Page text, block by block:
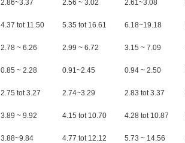
2.86~3.37 2.56 ~ 3.02 2.61~3.08
4.37 tot 11.50 5.35 tot 16.61 6.18~19.18
2.78 ~ 6.26 2.99 ~ 6.72 3.15 ~ 7.09
0.85 ~ 2.28 0.91~2.45 0.94 ~ 2.50
2.75 tot 3.27 2.74~3.29 2.83 tot 3.37
3.89 ~ 9.92 4.15 tot 10.70 4.28 tot 10.87
3.88~9.84 4.77 tot 12.12 5.73 ~ 14.56